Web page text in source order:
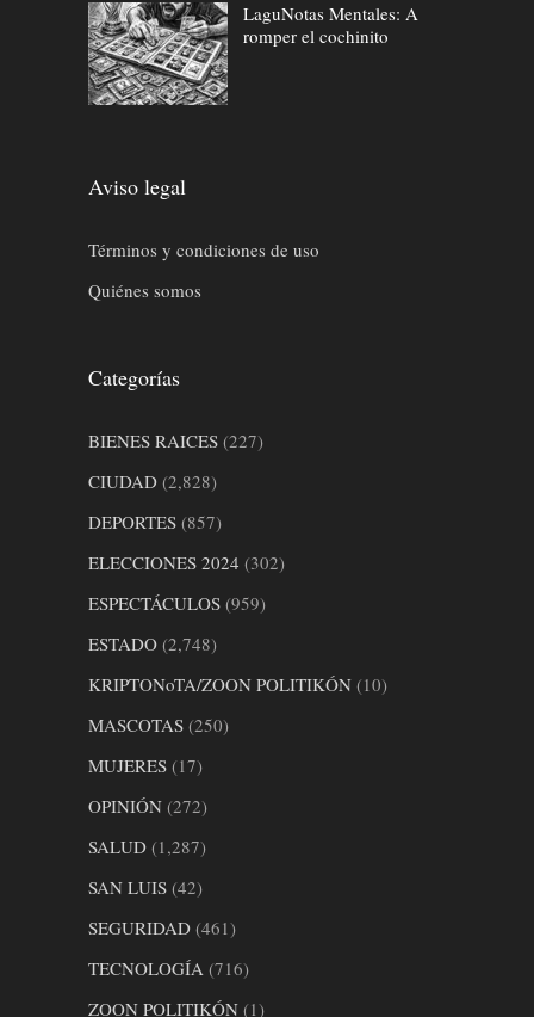
LaguNotas Mentales: A
romper el cochinito
Aviso legal
Términos y condiciones de uso
Quiénes somos
Categorías
BIENES RAICES (227)
CIUDAD (2,828)
DEPORTES (857)
ELECCIONES 2024 (302)
ESPECTÁCULOS (959)
ESTADO (2,748)
KRIPTONoTA/ZOON POLITIKÓN (10)
MASCOTAS (250)
MUJERES (17)
OPINIÓN (272)
SALUD (1,287)
SAN LUIS (42)
SEGURIDAD (461)
TECNOLOGÍA (716)
ZOON POLITIKÓN (1)